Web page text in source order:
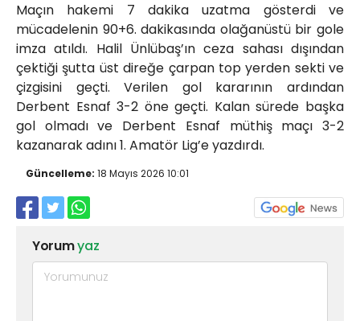
Maçın hakemi 7 dakika uzatma gösterdi ve
mücadelenin 90+6. dakikasında olağanüstü bir gole
imza atıldı. Halil Ünlübaş’ın ceza sahası dışından
çektiği şutta üst direğe çarpan top yerden sekti ve
çizgisini geçti. Verilen gol kararının ardından
Derbent Esnaf 3-2 öne geçti. Kalan sürede başka
gol olmadı ve Derbent Esnaf müthiş maçı 3-2
kazanarak adını 1. Amatör Lig’e yazdırdı.
Güncelleme: 18 Mayıs 2026 10:01
Yorumyaz